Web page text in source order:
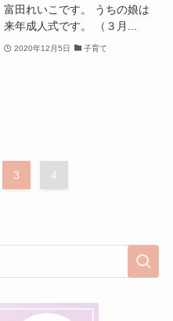
富田れいこです。 うちの娘は
来年成人式です。 （３月...
2020年12月5日 子育て
3 4